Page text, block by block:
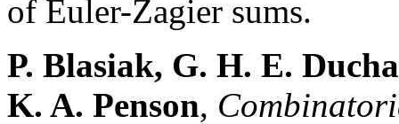
of Euler-Zagier sums.
P. Blasiak, G. H. E.
K. A. Penson,